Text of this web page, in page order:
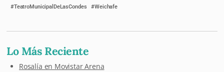
TeatroMunicipalDeLasCondes Weichafe
Lo Más Reciente
Rosalía en Movistar Arena